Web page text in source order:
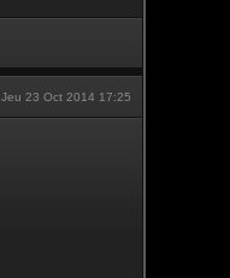
Jeu 23 Oct 2014 17:25